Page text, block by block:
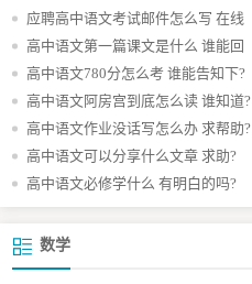
应聘高中语文考试邮件怎么写 在线
高中语文第一篇课文是什么 谁能回
高中语文780分怎么考 谁能告知下?
高中语文阿房宫到底怎么读 谁知道?
高中语文作业没话写怎么办 求帮助?
高中语文可以分享什么文章 求助?
高中语文必修学什么 有明白的吗?
数学